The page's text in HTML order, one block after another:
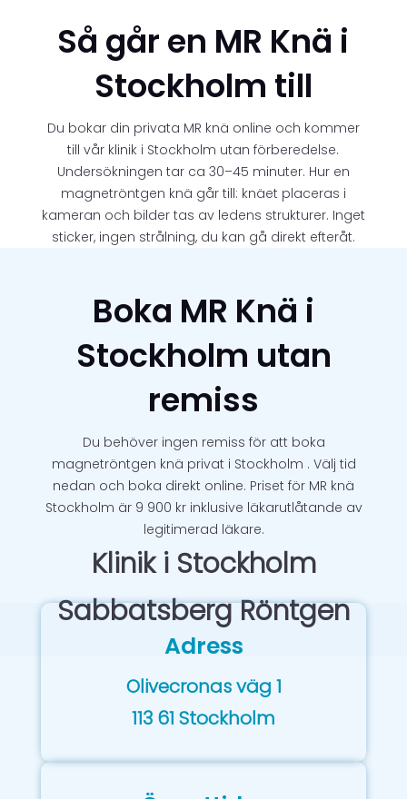
Så går en MR Knä i
Stockholm till
Du bokar din privata MR knä online och kommer
till vår klinik i Stockholm utan förberedelse.
Undersökningen tar ca 30–45 minuter. Hur en
magnetröntgen knä går till: knäet placeras i
kameran och bilder tas av ledens strukturer. Inget
sticker, ingen strålning, du kan gå direkt efteråt.
Boka MR Knä i
Stockholm utan
remiss
Du behöver ingen remiss för att boka
magnetröntgen knä privat i Stockholm . Välj tid
nedan och boka direkt online. Priset för MR knä
Stockholm är 9 900 kr inklusive läkarutlåtande av
legitimerad läkare.
Klinik i Stockholm
Sabbatsberg Röntgen
Adress
Olivecronas väg 1
113 61 Stockholm